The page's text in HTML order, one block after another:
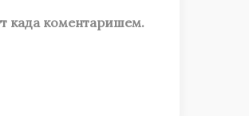
када коментаришем.